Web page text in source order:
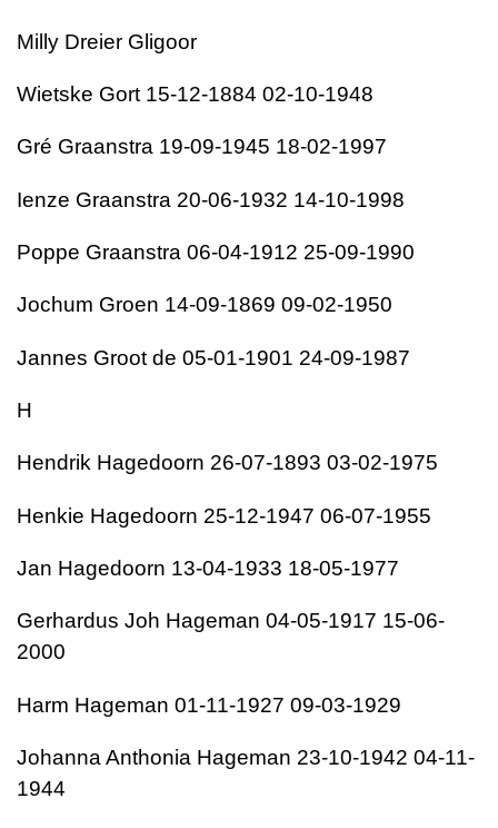
Milly Dreier Gligoor
Wietske Gort 15-12-1884 02-10-1948
Gré Graanstra 19-09-1945 18-02-1997
Ienze Graanstra 20-06-1932 14-10-1998
Poppe Graanstra 06-04-1912 25-09-1990
Jochum Groen 14-09-1869 09-02-1950
Jannes Groot de 05-01-1901 24-09-1987
H
Hendrik Hagedoorn 26-07-1893 03-02-1975
Henkie Hagedoorn 25-12-1947 06-07-1955
Jan Hagedoorn 13-04-1933 18-05-1977
Gerhardus Joh Hageman 04-05-1917 15-06-
2000
Harm Hageman 01-11-1927 09-03-1929
Johanna Anthonia Hageman 23-10-1942 04-11-
1944